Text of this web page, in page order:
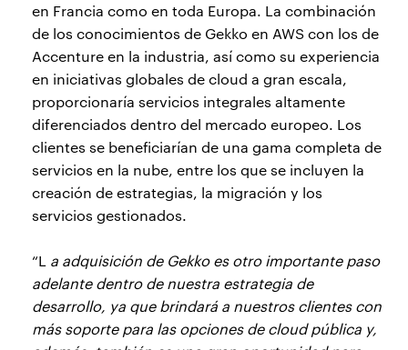
en Francia como en toda Europa. La combinación
de los conocimientos de Gekko en AWS con los de
Accenture en la industria, así como su experiencia
en iniciativas globales de cloud a gran escala,
proporcionaría servicios integrales altamente
diferenciados dentro del mercado europeo. Los
clientes se beneficiarían de una gama completa de
servicios en la nube, entre los que se incluyen la
creación de estrategias, la migración y los
servicios gestionados.
“L a adquisición de Gekko es otro importante paso
adelante dentro de nuestra estrategia de
desarrollo, ya que brindará a nuestros clientes con
más soporte para las opciones de cloud pública y,